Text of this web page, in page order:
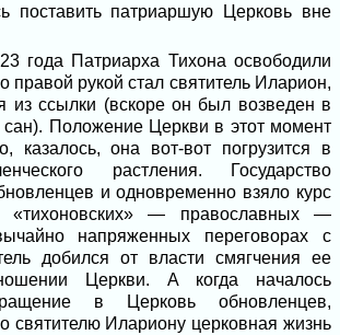
поставить патриаршую Церковь вне
года Патриарха Тихона освободили
правой рукой стал святитель Иларион,
из ссылки (вскоре он был возведен в
сан). Положение Церкви в этот момент
казалось, она вот-вот погрузится в
растления. Государство
и одновременно взяло курс
«тихоновских» — православных —
напряженных переговорах с
добился от власти смягчения ее
Церкви. А когда началось
в Церковь обновленцев,
святителю Илариону церковная жизнь